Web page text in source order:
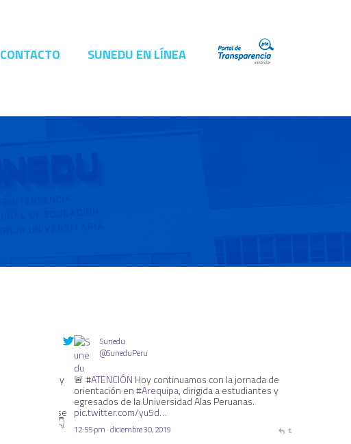
CONTACTO SUNEDU EN LÍNEA
Sunedu
@SuneduPeru
🚨 #ATENCIÓNHoy continuamos con la jornada de
orientación en #Arequipa, dirigida a estudiantes y
egresados de la Universidad Alas Peruanas.
pic.twitter.com/yu5d…
12:55 pm · diciembre 30, 2019